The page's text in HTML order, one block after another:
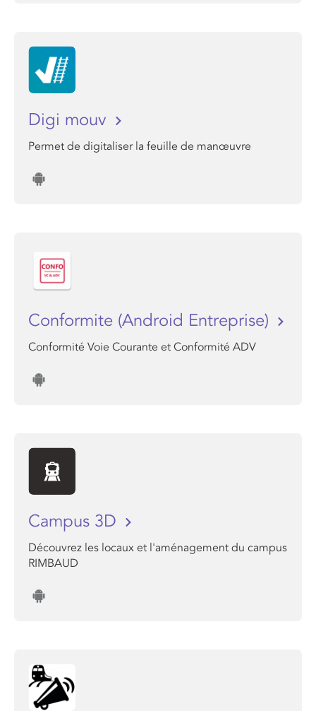
Digi mouv
Permet de digitaliser la feuille de manœuvre
Conformite (Android Entreprise)
Conformité Voie Courante et Conformité ADV
Campus 3D
Découvrez les locaux et l'aménagement du campus
RIMBAUD